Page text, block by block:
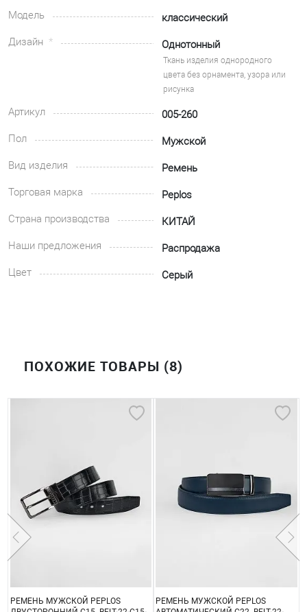
Модель
классический
Дизайн
Однотонный
Ткань изделия однородного
цвета без орнамента, узора или
рисунка
Артикул
005-260
Пол
Мужской
Вид изделия
Ремень
Торговая марка
Peplos
Страна производства
КИТАЙ
Наши предложения
Распродажа
Цвет
Серый
ПОХОЖИЕ ТОВАРЫ (8)
РЕМЕНЬ МУЖСКОЙ PEPLOS
РЕМЕНЬ МУЖСКОЙ PEPLOS